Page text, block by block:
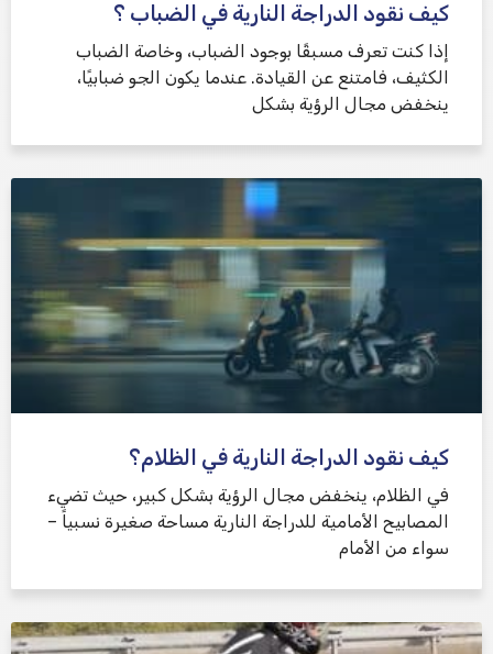
كيف نقود الدراجة النارية في الضباب ؟
إذا كنت تعرف مسبقًا بوجود الضباب، وخاصة الضباب
الكثيف، فامتنع عن القيادة. عندما يكون الجو ضبابيًا،
ينخفض ​​مجال الرؤية بشكل
كيف نقود الدراجة النارية في الظلام؟
في الظلام، ينخفض ​​مجال الرؤية بشكل كبير، حيث تضيء
المصابيح الأمامية للدراجة النارية مساحة صغيرة نسبياً –
سواء من الأمام